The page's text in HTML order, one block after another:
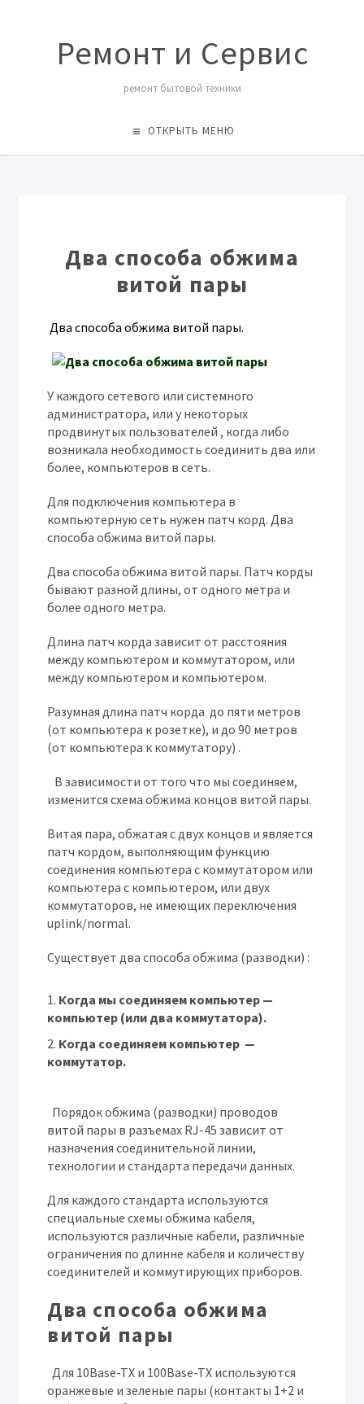
Ремонт и Сервис
ремонт бытовой техники
ОТКРЫТЬ МЕНЮ
Два способа обжима
витой пары
Два способа обжима витой пары.
У каждого сетевого или системного
администратора, или у некоторых
продвинутых пользователей , когда либо
возникала необходимость соединить два или
более, компьютеров в сеть.
Для подключения компьютера в
компьютерную сеть нужен патч корд. Два
способа обжима витой пары.
Два способа обжима витой пары. Патч корды
бывают разной длины, от одного метра и
более одного метра.
Длина патч корда зависит от расстояния
между компьютером и коммутатором, или
между компьютером и компьютером.
Разумная длина патч корда до пяти метров
(от компьютера к розетке), и до 90 метров
(от компьютера к коммутатору) .
В зависимости от того что мы соединяем,
изменится схема обжима концов витой пары.
Витая пара, обжатая с двух концов и является
патч кордом, выполняющим функцию
соединения компьютера с коммутатором или
компьютера с компьютером, или двух
коммутаторов, не имеющих переключения
uplink/normal.
Существует два способа обжима (разводки) :
Когда мы соединяем компьютер —
компьютер (или два коммутатора).
Когда соединяем компьютер —
коммутатор.
Порядок обжима (разводки) проводов
витой пары в разъемах RJ-45 зависит от
назначения соединительной линии,
технологии и стандарта передачи данных.
Для каждого стандарта используются
специальные схемы обжима кабеля,
используются различные кабели, различные
ограничения по длинне кабеля и количеству
соединителей и коммутирующих приборов.
Два способа обжима
витой пары
Для 10Base-TX и 100Base-TX используются
оранжевые и зеленые пары (контакты 1+2 и